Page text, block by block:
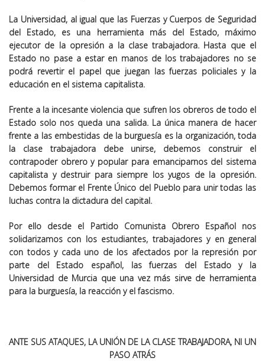
La Universidad, al igual que las Fuerzas y Cuerpos de Seguridad
del Estado, es una herramienta más del Estado, máximo
ejecutor de la opresión a la clase trabajadora. Hasta que el
Estado no pase a estar en manos de los trabajadores no se
podrá revertir el papel que juegan las fuerzas policiales y la
educación en el sistema capitalista.
Frente a la incesante violencia que sufren los obreros de todo el
Estado solo nos queda una salida. La única manera de hacer
frente a las embestidas de la burguesía es la organización, toda
la clase trabajadora debe unirse, debemos construir el
contrapoder obrero y popular para emanciparnos del sistema
capitalista y destruir para siempre los yugos de la opresión.
Debemos formar el Frente Único del Pueblo para unir todas las
luchas contra la dictadura del capital.
Por ello desde el Partido Comunista Obrero Español nos
solidarizamos con los estudiantes, trabajadores y en general
con todos y cada uno de los afectados por la represión por
parte del Estado español, las fuerzas del Estado y la
Universidad de Murcia que una vez más sirve de herramienta
para la burguesía, la reacción y el fascismo.
ANTE SUS ATAQUES, LA UNIÓN DE LA CLASE TRABAJADORA, NI UN
PASO ATRÁS